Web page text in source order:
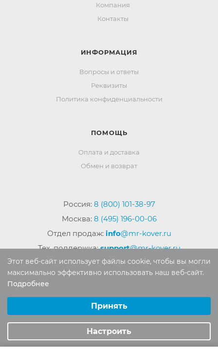
Компания
Контакты
ИНФОРМАЦИЯ
Вопросы и ответы
Реквизиты
Политика конфиденциальности
ПОМОЩЬ
Оплата и доставка
Обмен и возврат
Россия: 8 (800) 101-38-97
Москва: 8 (495) 196-00-06
Отдел продаж: info@mr-kover.ru
Тех. поддержка:support@mr-kover.ru
материалов сайта без письменного разрешения
запрещено.
Этот веб-сайт использует файлы cookie, чтобы вы могли
максимально эффективно использовать наш веб-сайт.
Подробнее
Аналитические/Функциональные
Принять
Настроить